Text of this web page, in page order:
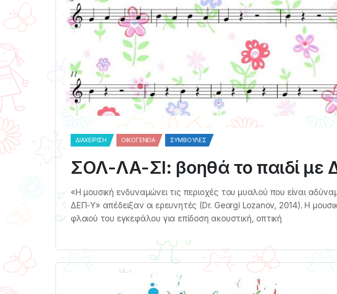
ΔΙΑΧΕΊΡΙΣΗ ΟΙΚΟΓΈΝΕΙΑ ΣΥΜΒΟΥΛΈΣ
ΣΟΛ-ΛΑ-ΣΙ: βοηθά το παιδί με
«Η μουσική ενδυναμώνει τις περιοχές του μυαλού που είναι
ΔΕΠ-Υ» απέδειξαν οι ερευνητές (Dr. Georgi Lozanov, 2014). Η
φλοιού του εγκεφάλου για επίδοση ακουστική, οπτική